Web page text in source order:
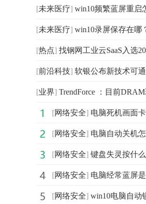
[未来医疗] win10频繁蓝屏重启怎么解决？win10电脑无
[未来医疗] win10录屏保存在哪？win10录屏保存
[热点] 找钢网工业云SaaS入选2022年度中小企业“
[前沿科技] 软银公布新技术可通过小型无人机探测灾害
[业界] TrendForce ：目前DRAM现货报价仍在
[网络安全] 电脑死机画面卡住不动怎么解决？电脑
[网络安全] 电脑自动关机怎么设置？电脑怎么设置
[网络安全] 键盘失灵按什么键恢复？电脑键盘突然
[网络安全] 电脑经常蓝屏是什么原因？电脑频繁蓝
[网络安全] win10电脑自动锁屏怎么设置？怎么设